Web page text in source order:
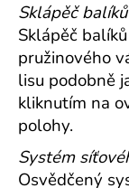
Sklápěč balíků
Sklápěč
pružinového
lisu podobně
kliknutím na
polohy.
Systém
Osvědčený